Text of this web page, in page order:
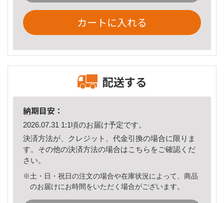
カートに入れる
配送する
納期目安：
2026.07.31 1:1頃のお届け予定です。
決済方法が、クレジット、代金引換の場合に限りま
す。その他の決済方法の場合はこちら をご確認くだ
さい。
※土・日・祝日の注文の場合や在庫状況によって、商品
のお届けにお時間をいただく場合がございます。